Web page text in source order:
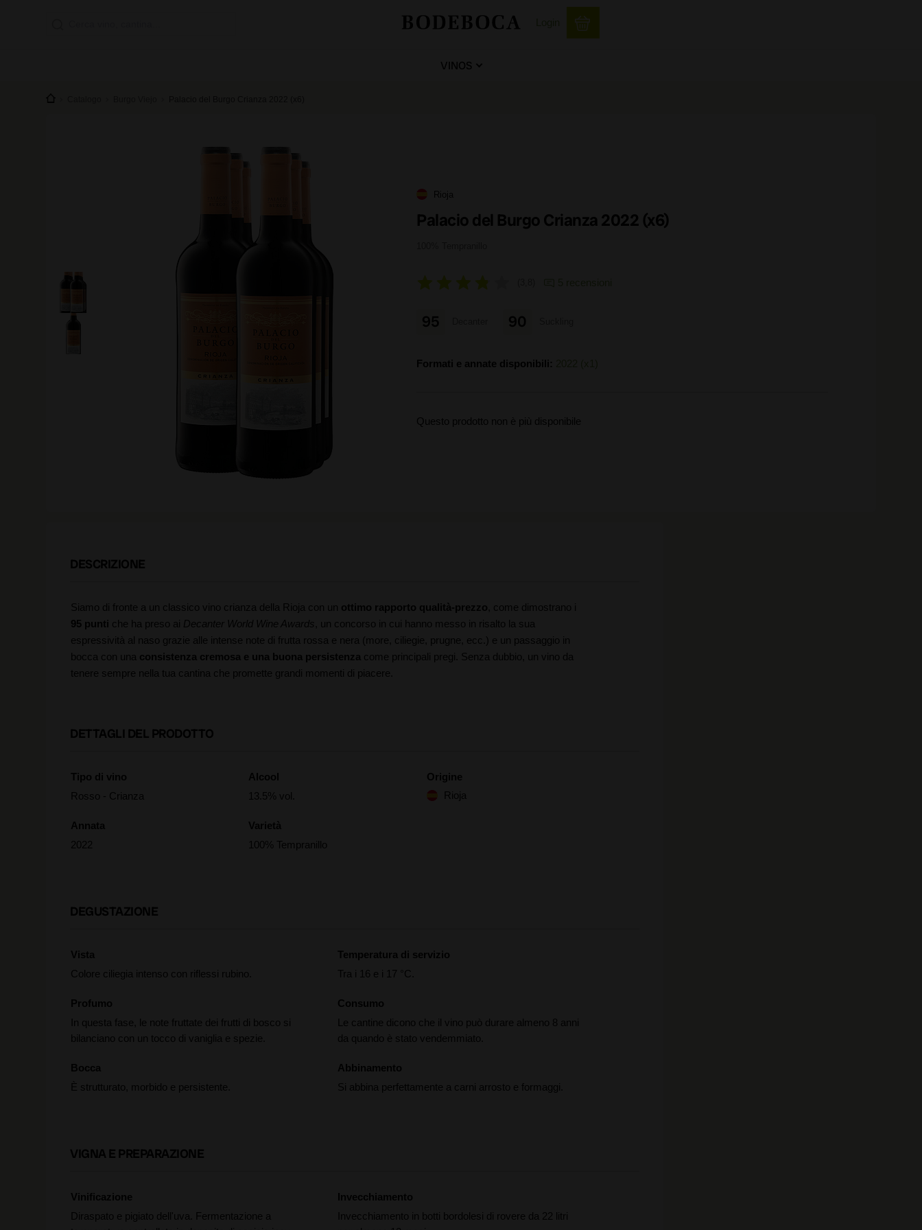
VINOS
Rioja
Palacio del Burgo Crianza 2022 (x6)
95 90
Formati e annate disponibili:
Questo prodotto non è più disponibile
DESCRIZIONE
Siamo di fronte a un classico vino crianza della Rioja con un ottimo rapporto qualità-prezzo , come dimostrano i
95 punti che ha preso ai Decanter World Wine Awards
, un concorso in cui hanno messo in risalto la sua
espressività al naso grazie alle intense note di frutta rossa e nera (more, ciliegie, prugne, ecc.) e un passaggio in
bocca con una consistenza cremosa e una buona persistenza come principali pregi. Senza dubbio, un vino da
tenere sempre nella tua cantina che promette grandi momenti di piacere.
DETTAGLI DEL PRODOTTO
Tipo di vino
Rosso - Crianza
Annata
2022
Alcool
13.5% vol.
Varietà
100% Tempranillo
Origine
Rioja
DEGUSTAZIONE
Vista
Colore ciliegia intenso con riflessi rubino.
Profumo
In questa fase, le note fruttate dei frutti di bosco si
bilanciano con un tocco di vaniglia e spezie.
Bocca
È strutturato, morbido e persistente.
Temperatura di servizio
Tra i 16 e i 17 °C.
Consumo
Le cantine dicono che il vino può durare almeno 8 anni
da quando è stato vendemmiato.
Abbinamento
Si abbina perfettamente a carni arrosto e formaggi.
VIGNA E PREPARAZIONE
Vinificazione
Diraspato e pigiato dell'uva. Fermentazione a
Invecchiamento
Invecchiamento in botti bordolesi di rovere da 22 litri